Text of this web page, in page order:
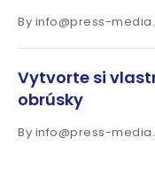
By info@press-
Vytvorte si
obrúsky
By info@press-